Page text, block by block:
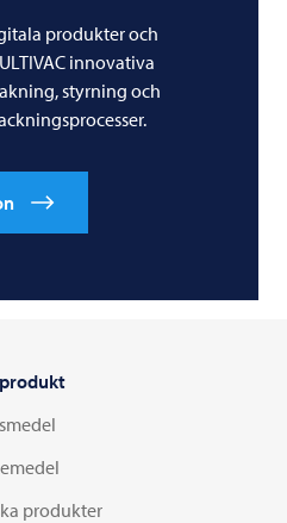
produkter och
innovativa
styrning och
produkter